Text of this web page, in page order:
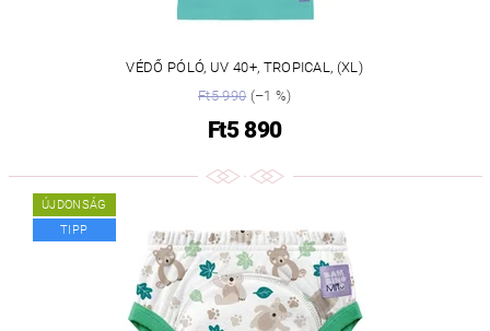
VÉDŐ PÓLÓ, UV 40+, TROPICAL, (XL)
Ft5 990(–1 %)
Ft5 890
ÚJDONSÁG
TIPP